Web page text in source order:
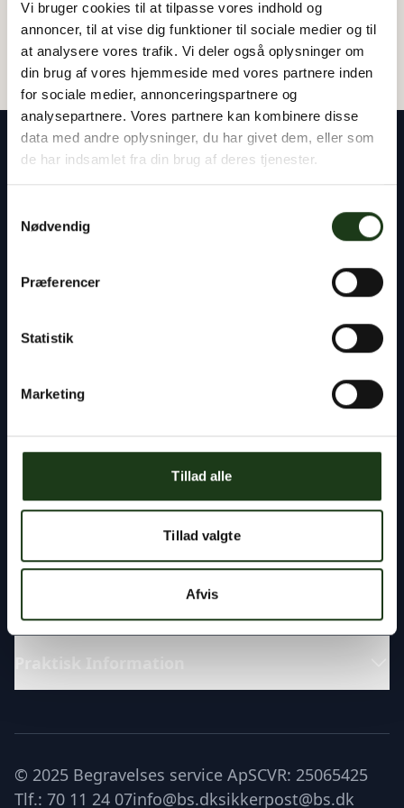
Vi bruger cookies til at tilpasse vores indhold og
annoncer, til at vise dig funktioner til sociale medier og til
at analysere vores trafik. Vi deler også oplysninger om
din brug af vores hjemmeside med vores partnere inden
for sociale medier, annonceringspartnere og
analysepartnere. Vores partnere kan kombinere disse
data med andre oplysninger, du har givet dem, eller som
de har indsamlet fra din brug af deres tjenester.
Nødvendig
Præferencer
Statistik
Marketing
Tillad alle
Tillad valgte
Afvis
Vores rådgivere står klar til at hjælpe dig med
planlægning af en begravelse eller bisættelse,
håndtering af bobehandlingen ved skifteretten.
Du er altid velkommen til at tage kontakt til os,
Katalog
Læs om
Praktisk Information
© 2025 Begravelses service ApSCVR: 25065425
Tlf.: 70 11 24 07info@bs.dksikkerpost@bs.dk